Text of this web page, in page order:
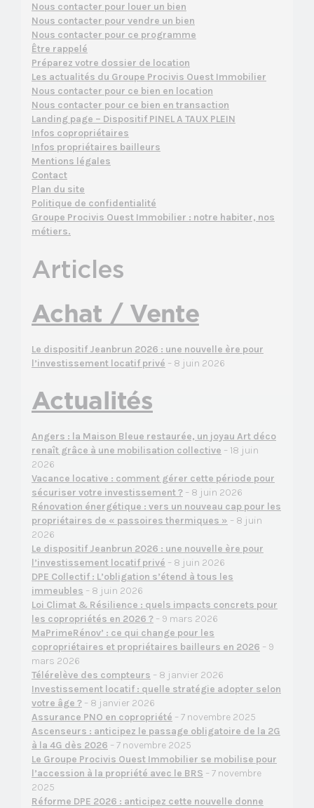
Nous contacter pour louer un bien
Nous contacter pour vendre un bien
Nous contacter pour ce programme
Être rappelé
Préparez votre dossier de location
Les actualités du Groupe Procivis Ouest Immobilier
Nous contacter pour ce bien en location
Nous contacter pour ce bien en transaction
Landing page – Dispositif PINEL A TAUX PLEIN
Infos copropriétaires
Infos propriétaires bailleurs
Mentions légales
Contact
Plan du site
Politique de confidentialité
Groupe Procivis Ouest Immobilier : notre habiter, nos
métiers.
Articles
Achat / Vente
Le dispositif Jeanbrun 2026 : une nouvelle ère pour
l’investissement locatif privé – 8 juin 2026
Actualités
Angers : la Maison Bleue restaurée, un joyau Art déco
renaît grâce à une mobilisation collective – 18 juin
2026
Vacance locative : comment gérer cette période pour
sécuriser votre investissement ? – 8 juin 2026
Rénovation énergétique : vers un nouveau cap pour les
propriétaires de « passoires thermiques » – 8 juin
2026
Le dispositif Jeanbrun 2026 : une nouvelle ère pour
l’investissement locatif privé – 8 juin 2026
DPE Collectif : L’obligation s’étend à tous les
immeubles – 8 juin 2026
Loi Climat & Résilience : quels impacts concrets pour
les copropriétés en 2026 ? – 9 mars 2026
MaPrimeRénov’ : ce qui change pour les
copropriétaires et propriétaires bailleurs en 2026 – 9
mars 2026
Télérelève des compteurs – 8 janvier 2026
Investissement locatif : quelle stratégie adopter selon
votre âge ? – 8 janvier 2026
Assurance PNO en copropriété – 7 novembre 2025
Ascenseurs : anticipez le passage obligatoire de la 2G
à la 4G dès 2026 – 7 novembre 2025
Le Groupe Procivis Ouest Immobilier se mobilise pour
l’accession à la propriété avec le BRS – 7 novembre
2025
Réforme DPE 2026 : anticipez cette nouvelle donne